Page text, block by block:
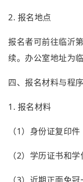
2. 报名地点
报名者可前往临沂
续。办公室地址为
四、报名材料与程序
1. 报名材料
（1）身份证复印件
（2）学历证书和